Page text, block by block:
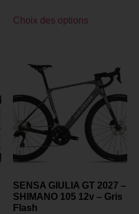
Choix des options
SENSA GIULIA GT 2027 –
SHIMANO 105 12v – Gris
Flash